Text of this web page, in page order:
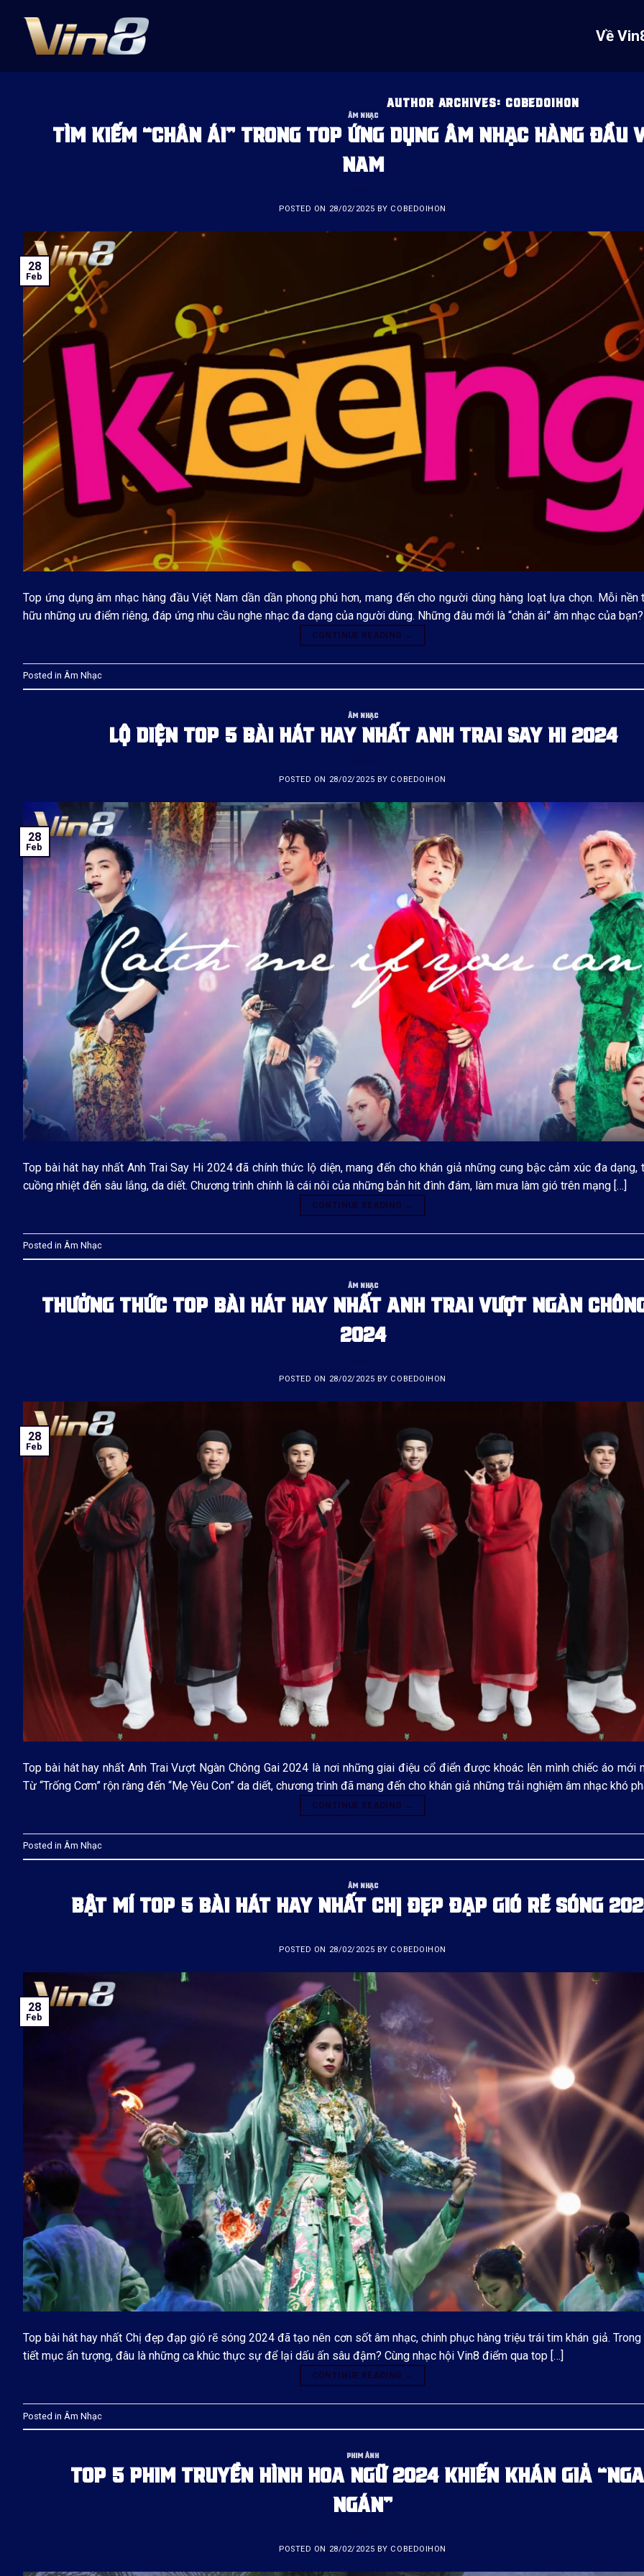
content
Về
AUTHOR ARCHIVES: COBEDOIHON
ÂM NHẠC
TÌM KIẾM “CHÂN ÁI” TRONG TOP ỨNG DỤNG ÂM NHẠC HÀNG ĐẦU
NAM
POSTED ON 28/02/2025 BY COBEDOIHON
28
Feb
Top ứng dụng âm nhạc hàng đầu Việt Nam dần dần phong phú hơn, mang đến cho người dùng hàng loạt lựa chọn. Mỗi nền
hữu những ưu điểm riêng, đáp ứng nhu cầu nghe nhạc đa dạng của người dùng. Những đâu mới là “chân ái” âm nhạc của
CONTINUE READING →
Posted in Âm Nhạc
ÂM NHẠC
LỘ DIỆN TOP 5 BÀI HÁT HAY NHẤT ANH TRAI SAY HI 2024
POSTED ON 28/02/2025 BY COBEDOIHON
28
Feb
Top bài hát hay nhất Anh Trai Say Hi 2024 đã chính thức lộ diện, mang đến cho khán giả những cung bậc cảm xúc đa
cuồng nhiệt đến sâu lắng, da diết. Chương trình chính là cái nôi của những bản hit đình đám, làm mưa làm gió trên mạng […]
CONTINUE READING →
Posted in Âm Nhạc
ÂM NHẠC
THƯỞNG THỨC TOP BÀI HÁT HAY NHẤT ANH TRAI VƯỢT NGÀN
2024
POSTED ON 28/02/2025 BY COBEDOIHON
28
Feb
Top bài hát hay nhất Anh Trai Vượt Ngàn Chông Gai 2024 là nơi những giai điệu cổ điển được khoác lên mình chiếc áo mới
Từ “Trống Cơm” rộn ràng đến “Mẹ Yêu Con” da diết, chương trình đã mang đến cho khán giả những trải nghiệm âm nhạc khó
CONTINUE READING →
Posted in Âm Nhạc
ÂM NHẠC
BẬT MÍ TOP 5 BÀI HÁT HAY NHẤT CHỊ ĐẸP ĐẠP GIÓ RẼ SÓNG
POSTED ON 28/02/2025 BY COBEDOIHON
28
Feb
Top bài hát hay nhất Chị đẹp đạp gió rẽ sóng 2024 đã tạo nên cơn sốt âm nhạc, chinh phục hàng triệu trái tim khán giả.
tiết mục ấn tượng, đâu là những ca khúc thực sự để lại dấu ấn sâu đậm? Cùng nhạc hội Vin8 điểm qua top […]
CONTINUE READING →
Posted in Âm Nhạc
PHIM ẢNH
TOP 5 PHIM TRUYỀN HÌNH HOA NGỮ 2024 KHIẾN KHÁN GIẢ
NGÁN”
POSTED ON 28/02/2025 BY COBEDOIHON